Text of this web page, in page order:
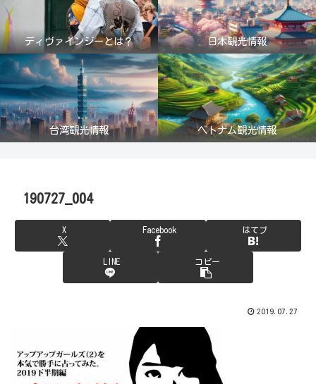
ディヴァインジーとは？ 日本観光情報
台湾観光情報 ベトナム観光情報
190727_004
X Facebook はてブ
LINE コピー
2019.07.27